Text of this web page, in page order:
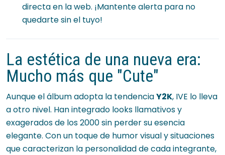
directa en la web. ¡Mantente alerta para no
quedarte sin el tuyo!
La estética de una nueva era:
Mucho más que "Cute"
Aunque el álbum adopta la tendenciaY2K, IVE lo lleva
a otro nivel. Han integrado looks llamativos y
exagerados de los 2000 sin perder su esencia
elegante. Con un toque de humor visual y situaciones
que caracterizan la personalidad de cada integrante,